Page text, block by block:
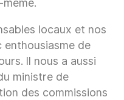
même.
locaux et nos
de
Il nous a aussi
ministre de
des commissions